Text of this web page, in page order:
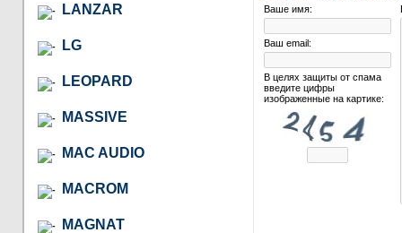
LANZAR
LG
LEOPARD
MASSIVE
MAC AUDIO
MACROM
MAGNAT
Ваше имя:
Ваш email:
В целях защиты от спама
введите цифры
изображенные на картике: